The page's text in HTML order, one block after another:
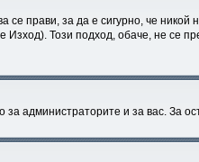
се прави, за да е сигурно, че
Този подход, обаче, не се
администраторите и за вас. За